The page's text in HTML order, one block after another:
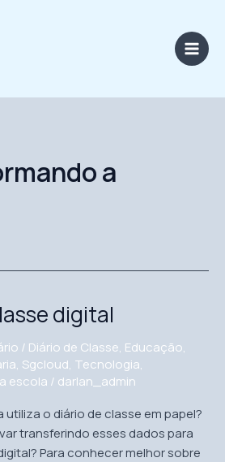
a
digital
/ Diário de Classe, Educação,
, Sgcloud, Tecnologia,
escola / darlan_admin
utiliza o diário de classe em papel?
transferindo esses dados para
Para conhecer melhor sobre